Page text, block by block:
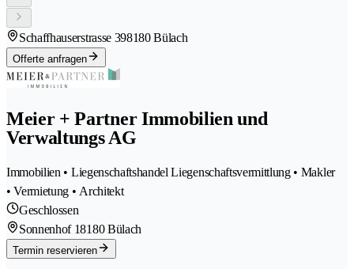
Schaffhauserstrasse 398180 Bülach
Offerte anfragen
Meier + Partner Immobilien und
Verwaltungs AG
Immobilien • Liegenschaftshandel Liegenschaftsvermittlung • Makler
• Vermietung • Architekt
Geschlossen
Sonnenhof 18180 Bülach
Termin reservieren